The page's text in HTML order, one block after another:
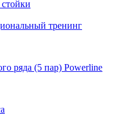
тренинг
ряда (5 пар) Powerline